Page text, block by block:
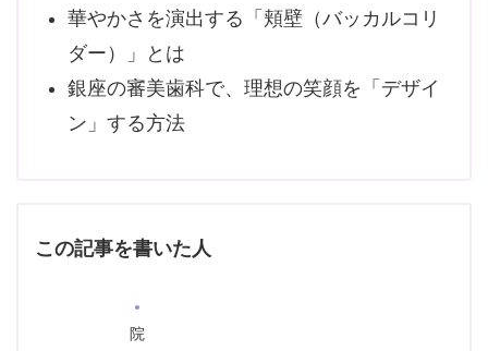
華やかさを演出する「頬壁（バッカルコリ
ダー）」とは
銀座の審美歯科で、理想の笑顔を「デザイ
ン」する方法
この記事を書いた人
院